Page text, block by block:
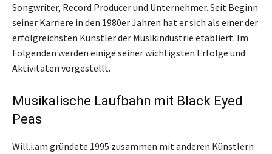
Songwriter, Record Producer und Unternehmer. Seit Beginn
seiner Karriere in den 1980er Jahren hat er sich als einer der
erfolgreichsten Künstler der Musikindustrie etabliert. Im
Folgenden werden einige seiner wichtigsten Erfolge und
Aktivitäten vorgestellt.
Musikalische Laufbahn mit Black Eyed
Peas
Will.i.am gründete 1995 zusammen mit anderen Künstlern